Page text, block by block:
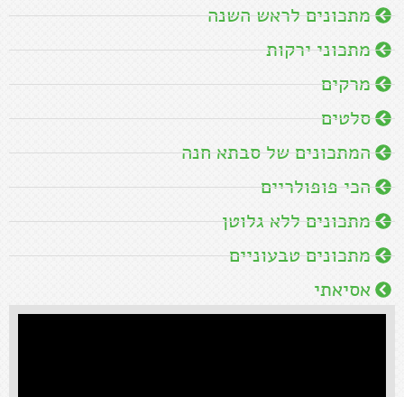
מתכונים לראש השנה
מתכוני ירקות
מרקים
סלטים
המתכונים של סבתא חנה
הכי פופולריים
מתכונים ללא גלוטן
מתכונים טבעוניים
אסיאתי